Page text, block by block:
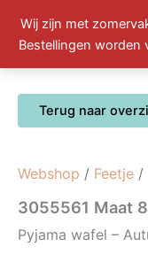
Wij zijn met
Bestellingen worden
naar
inhoud
Webshop / Feetje /
3055561 Maat
Pyjama wafel –